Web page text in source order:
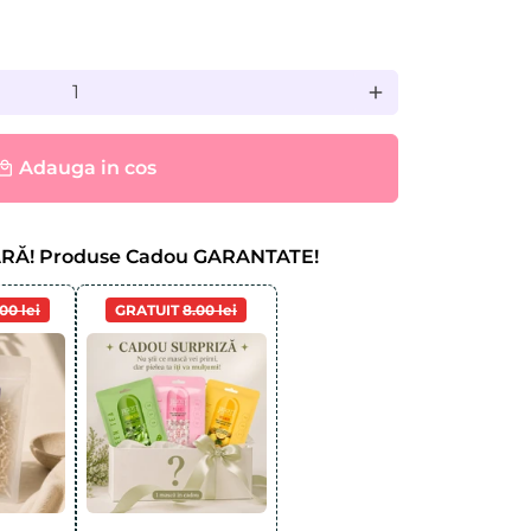
add
Adauga in cos
Produse Cadou GARANTATE!
lei GRATUIT8.00 lei